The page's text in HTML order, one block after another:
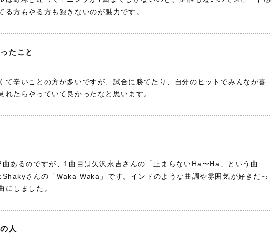
る方もやる方も飽きないのが魅力です。
たこと
て辛いことの方が多いですが、試合に勝てたり、自分のヒットでみんなが喜
れたらやっていて良かったなと思います。
曲あるのですが、1曲目は矢沢永吉さんの「止まらないHa〜Ha」という曲
Shakyさんの「Waka Waka」です。インドのような曲調や雰囲気が好きだっ
にしました。
人